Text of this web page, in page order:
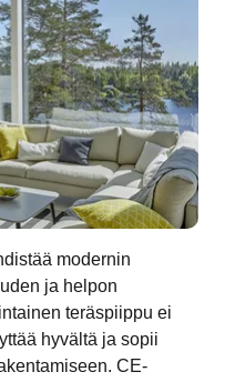
modernin
ja helpon
teräspiippu ei
hyvältä ja sopii
CE-